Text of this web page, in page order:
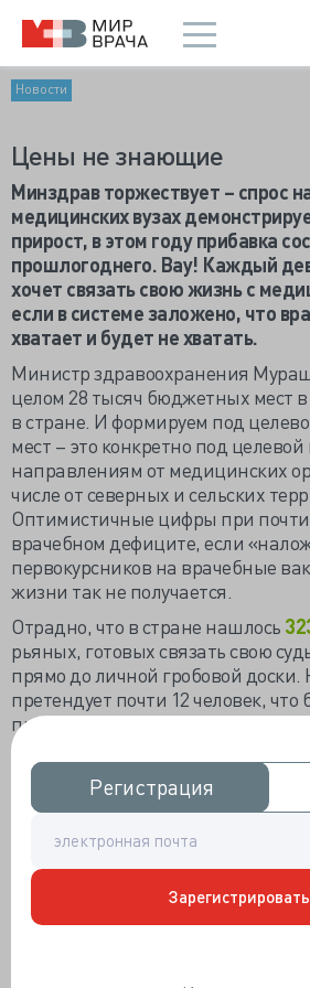
Регистрация
Регистрация
Новости
Цены не знающие
Минздрав торжествует – спрос
медицинских вузах
прирост, в этом году прибавка
прошлогоднего. Вау! Каждый
хочет связать свою жизнь с
если в системе заложено, что
хватает и будет не хватать.
Министр здравоохранения
целом 28 тысяч бюджетных мест
в стране. И формируем под
мест – это конкретно под
направлениям от медицинских
числе от северных и сельских
Оптимистичные цифры при
врачебном дефиците, если
первокурсников на врачебные
жизни так не получается.
Отрадно, что в стране нашлось
рьяных, готовых связать свою
прямо до личной гробовой доски.
претендует почти 12 человек, что
прошлогоднего на 14%. Особо
достоинствами найдётся
предназначенных 8 тысяч,
целевики, если, конечно,
с популяцией целевиков не
хотят молодые закабалять себя
страны и не ищут путёвок на
Из 120 тысяч претендующих на
«лечебника» или 75 тысяч